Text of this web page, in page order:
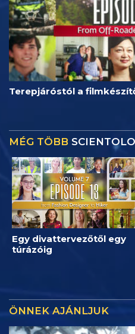
Terepjáróstól a
MÉG TÖBB
Egy divattervezőtől egy
túrázóig
ÖNNEK AJÁNLJUK